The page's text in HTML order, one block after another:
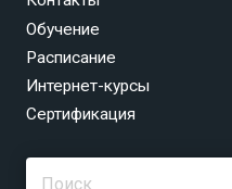
Обучение
Расписание
Интернет-курсы
Сертификация